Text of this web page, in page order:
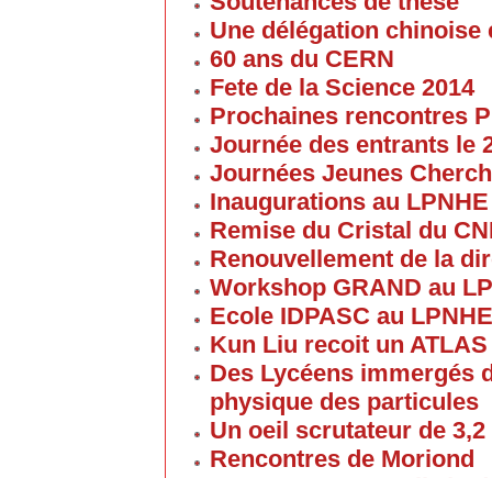
Une délégation
60 ans du CERN
Fete de la Science 2014
Prochaines rencontres
Journée des entrants le
Journées Jeunes
Inaugurations au LPNHE
Remise du Cristal du
Renouvellement de la
Workshop GRAND au
Ecole IDPASC au LPNHE
Kun Liu recoit un
Des Lycéens immergés
physique des particules
Un oeil scrutateur de
Rencontres de Moriond